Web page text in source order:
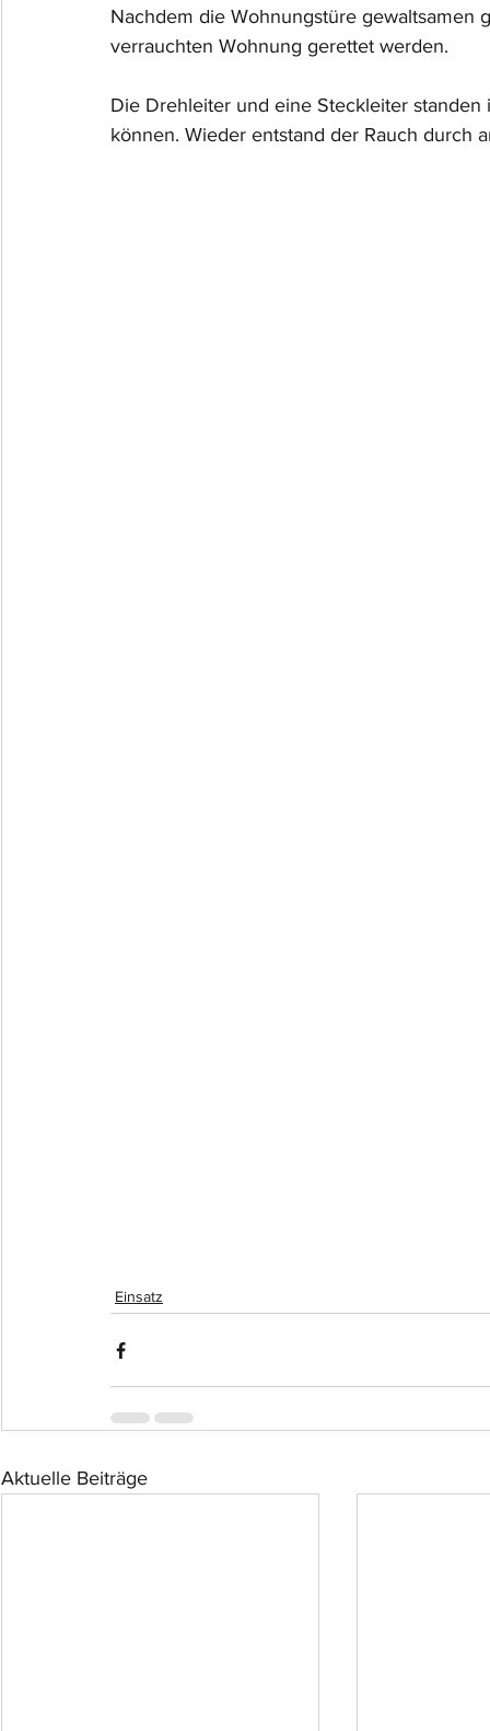
Nachdem die Wohnungstüre
verrauchten Wohnung gerettet werden.
Die Drehleiter und eine Steckleiter
können. Wieder entstand der Rauch durch
Einsatz
Aktuelle Beiträge